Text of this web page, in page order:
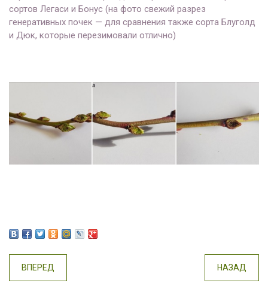
сортов Легаси и Бонус (на фото свежий разрез
генеративных почек — для сравнения также сорта Блуголд
и Дюк, которые перезимовали отлично)
ВПЕРЕД НАЗАД